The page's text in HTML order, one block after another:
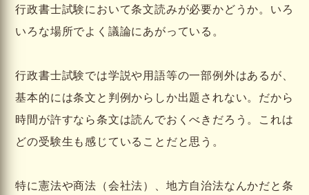
行政書士試験において条文読みが必要かどうか。いろ
いろな場所でよく議論にあがっている。
行政書士試験では学説や用語等の一部例外はあるが、
基本的には条文と判例からしか出題されない。だから
時間が許すなら条文は読んでおくべきだろう。これは
どの受験生も感じていることだと思う。
特に憲法や商法（会社法）、地方自治法なんかだと条